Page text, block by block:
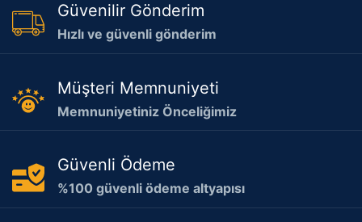
Güvenilir Gönderim
Hızlı ve güvenli gönderim
Müşteri Memnuniyeti
Memnuniyetiniz Önceliğimiz
Güvenli Ödeme
%100 güvenli ödeme altyapısı